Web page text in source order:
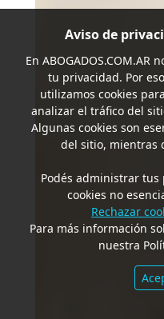
Aviso de
En ABOGADOS.COM.AR
tu privacidad. Por
utilizamos cookies
analizar el tráfico del
Algunas cookies son
del sitio, mientras
Podés administrar tus
cookies no
Rechazar
Para más información
nuestra